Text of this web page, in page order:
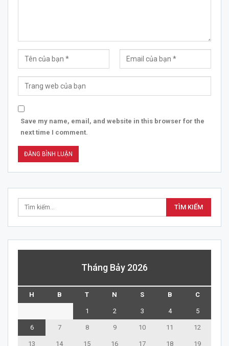
Save my name, email, and website in this browser for the
next time I comment.
Tháng Bảy 2026
H B T N S B C
1 2 3 4 5
6 7 8 9 10 11 12
13 14 15 16 17 18 19